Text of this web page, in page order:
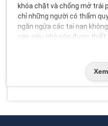
khóa chặt và chống mở trái
chỉ những người có thẩm
ngăn ngừa các tai nạn
cáp siêu nhỏ còn được thiết
Phân loại &
Khóa cáp an toàn siêu nhỏ